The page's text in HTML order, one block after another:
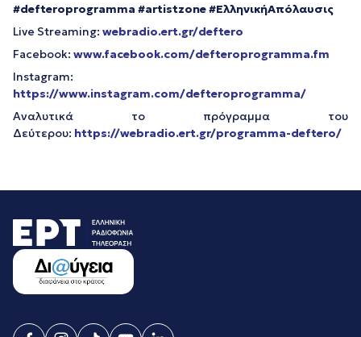
#defteroprogramma #artistzone #ΕλληνικήΑπόλαυσις
Live Streaming: webradio.ert.gr/deftero
Facebook: www.facebook.com/defteroprogramma.fm
Instagram:
https://www.instagram.com/defteroprogramma/
Αναλυτικά το πρόγραμμα του
Δεύτερου: https://webradio.ert.gr/programma-deftero/